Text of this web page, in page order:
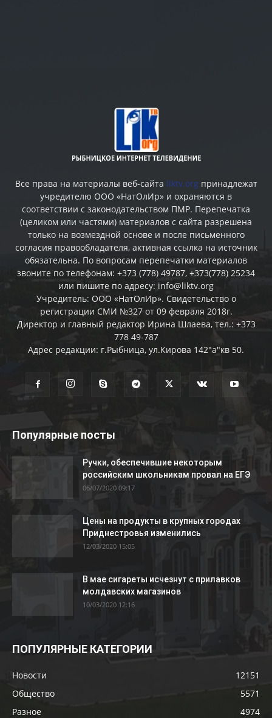
Все права на материалы веб-сайта liktv.org принадлежат
учредителю ООО «НатОлИр» и охраняются в
соответствии с законодательством ПМР. Перепечатка
(целиком или частями) материалов c сайта разрешена
только на возмездной основе и после письменного
согласия правообладателя, активная ссылка на источник
обязательна. По вопросам перепечатки материалов
звоните по телефонам: +373 (778) 49787, +373(778) 25234
или пишите по адресу: info@liktv.org
Учредитель: ООО «НатОлИр». Свидетельство о
регистрации СМИ №327 от 09 февраля 2018г.
Директор и главный редактор Ирина Шлаева, тел.: +373
778 49-787
Адрес редакции: г.Рыбница, ул.Кирова 142"а"кв 50.
Популярные посты
Ручки, обеспечившие некоторым
российским школьникам провал на ЕГЭ
06/07/2020 09:17
Цены на продукты в крупных городах
Приднестровья изменились
12/03/2020 15:05
В мае сигареты исчезнут с прилавков
молдавских магазинов
10/03/2020 12:16
ПОПУЛЯРНЫЕ КАТЕГОРИИ
Новости
12151
Общество
5571
Разное
4974